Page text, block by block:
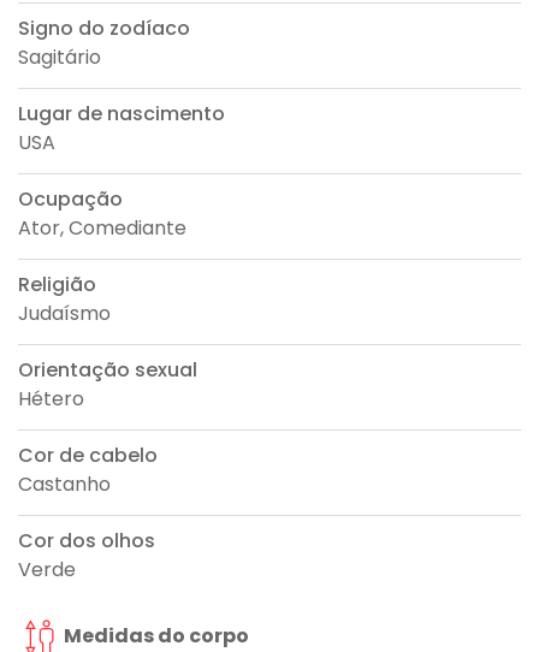
Signo do zodíaco
Sagitário
Lugar de nascimento
USA
Ocupação
Ator, Comediante
Religião
Judaísmo
Orientação sexual
Hétero
Cor de cabelo
Castanho
Cor dos olhos
Verde
Medidas do corpo